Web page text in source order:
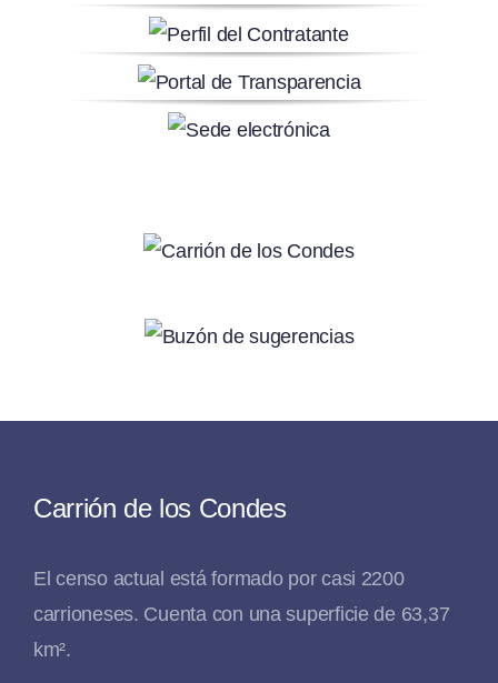
Carrión de los Condes
El censo actual está formado por casi 2200
carrioneses. Cuenta con una superficie de 63,37
km².